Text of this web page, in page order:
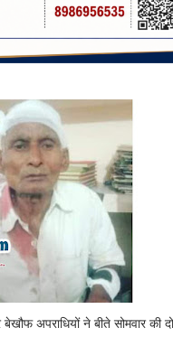
अपराधियों ने बीते सोमवार की